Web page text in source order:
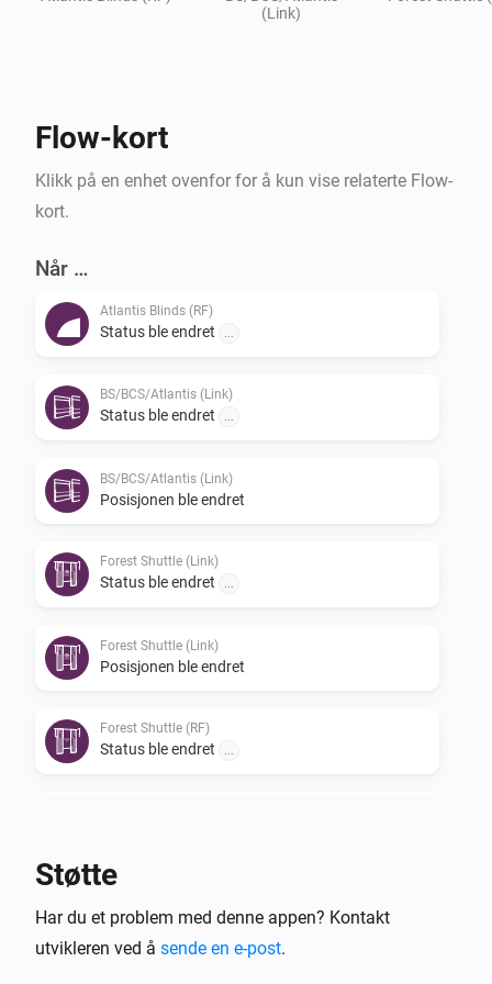
(Link)
Flow-kort
Klikk på en enhet ovenfor for å kun vise relaterte Flow-
kort.
Når …
Atlantis Blinds (RF)
Status ble endret
BS/BCS/Atlantis (Link)
Status ble endret
BS/BCS/Atlantis (Link)
Posisjonen ble endret
Forest Shuttle (Link)
Status ble endret
Forest Shuttle (Link)
Posisjonen ble endret
Forest Shuttle (RF)
Status ble endret
Atlantis Blinds (RF)
Støtte
Har du et problem med denne appen? Kontakt
utvikleren ved å sende en e-post.